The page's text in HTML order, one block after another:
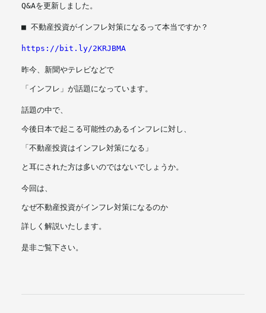
Q&Aを更新しました。
■ 不動産投資がインフレ対策になるって本当ですか？
https://bit.ly/2KRJBMA
昨今、新聞やテレビなどで
「インフレ」が話題になっています。
話題の中で、
今後日本で起こる可能性のあるインフレに対し、
「不動産投資はインフレ対策になる」
と耳にされた方は多いのではないでしょうか。
今回は、
なぜ不動産投資がインフレ対策になるのか
詳しく解説いたします。
是非ご覧下さい。